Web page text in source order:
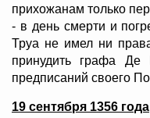
прихожанам только
- в день смерти и
Труа не имел ни
принудить графа Де
предписаний своего
19 сентября 1356 года